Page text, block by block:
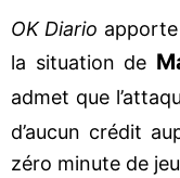
OK Diario
la situation de
admet que
d’aucun crédit
zéro minute de